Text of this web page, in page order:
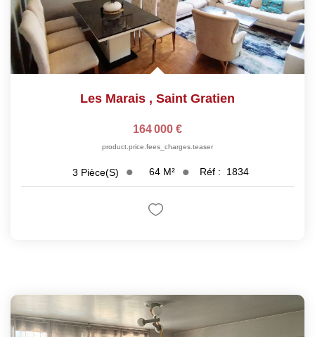
Les Marais , Saint Gratien
164 000 €
product.price.fees_charges.teaser
3 Pièce(s) 64 M² Réf : 1834